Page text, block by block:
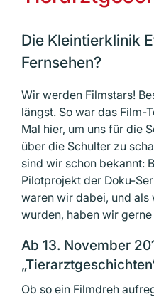
Die Kleintierklinik
Fernsehen?
Wir werden Filmstars!
längst. So war das Film-
Mal hier, um uns für die
über die Schulter zu
sind wir schon bekannt:
Pilotprojekt der Doku-
waren wir dabei, und
wurden, haben wir gerne
Ab 13. November
Ob so ein Filmdreh